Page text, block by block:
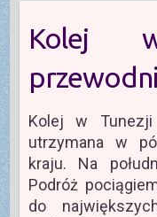
n
t
Kolej
Kolej w
utrzymana w
kraju. Na
Podróż
do